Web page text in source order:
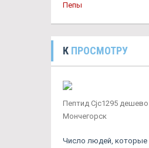
Пепы
К ПРОСМОТРУ
Пептид Cjc1295 дешево
Мончегорск
Число людей, которые